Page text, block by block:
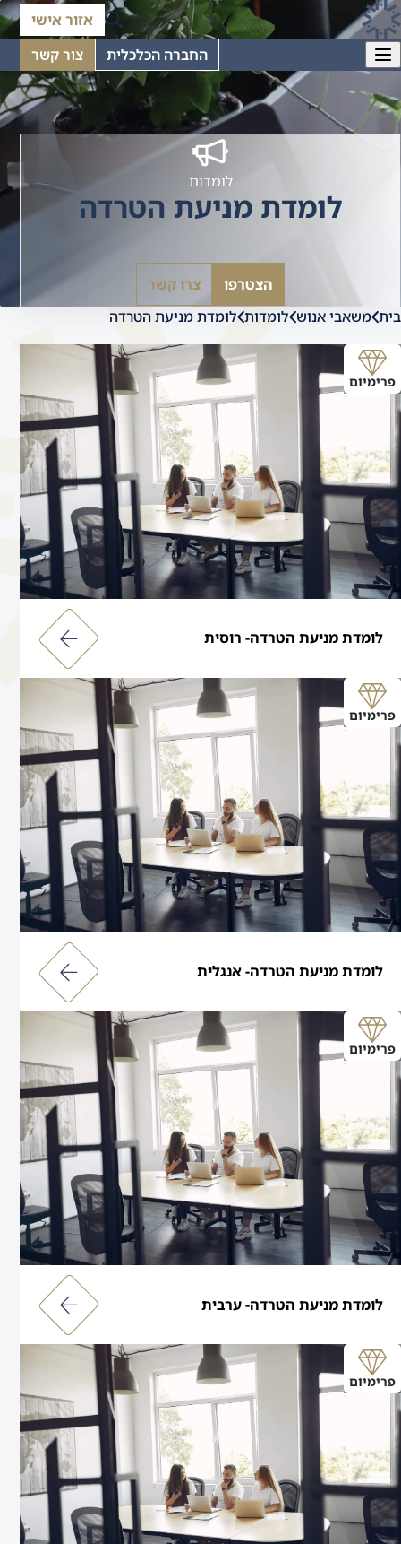
אזור אישי
החברה הכלכלית
צור קשר
לומדות
לומדת מניעת הטרדה
הצטרפו
צרו קשר
בית משאבי אנוש לומדות לומדת מניעת הטרדה
פרימיום
לומדת מניעת הטרדה- רוסית
פרימיום
לומדת מניעת הטרדה- אנגלית
פרימיום
לומדת מניעת הטרדה- ערבית
פרימיום